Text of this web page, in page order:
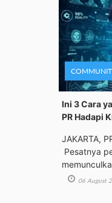
Ini 3 Cara
PR Hadapi
JAKARTA,
Pesatnya
memunculka
06 August